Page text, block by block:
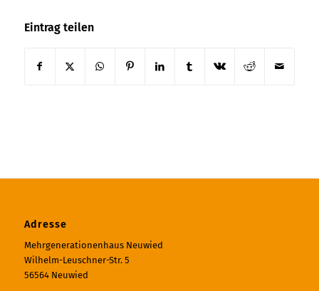
Eintrag teilen
Adresse
Mehrgenerationenhaus Neuwied
Wilhelm-Leuschner-Str. 5
56564 Neuwied